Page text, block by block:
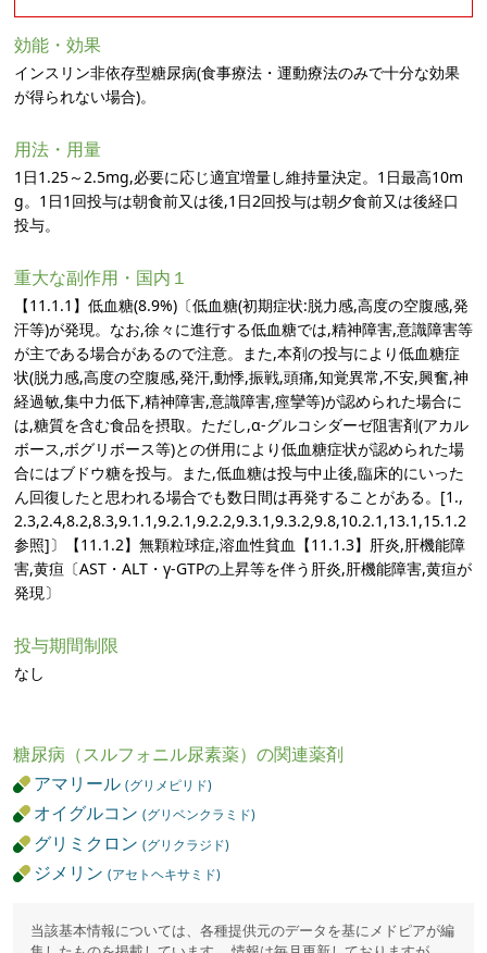
効能・効果
インスリン非依存型糖尿病(食事療法・運動療法のみで十分な効果
が得られない場合)。
用法・用量
1日1.25～2.5mg,必要に応じ適宜増量し維持量決定。1日最高10m
g。1日1回投与は朝食前又は後,1日2回投与は朝夕食前又は後経口
投与。
重大な副作用・国内１
【11.1.1】低血糖(8.9%)〔低血糖(初期症状:脱力感,高度の空腹感,発
汗等)が発現。なお,徐々に進行する低血糖では,精神障害,意識障害等
が主である場合があるので注意。また,本剤の投与により低血糖症
状(脱力感,高度の空腹感,発汗,動悸,振戦,頭痛,知覚異常,不安,興奮,神
経過敏,集中力低下,精神障害,意識障害,痙攣等)が認められた場合に
は,糖質を含む食品を摂取。ただし,α-グルコシダーゼ阻害剤(アカル
ボース,ボグリボース等)との併用により低血糖症状が認められた場
合にはブドウ糖を投与。また,低血糖は投与中止後,臨床的にいった
ん回復したと思われる場合でも数日間は再発することがある。[1.,
2.3,2.4,8.2,8.3,9.1.1,9.2.1,9.2.2,9.3.1,9.3.2,9.8,10.2.1,13.1,15.1.2
参照]〕【11.1.2】無顆粒球症,溶血性貧血【11.1.3】肝炎,肝機能障
害,黄疸〔AST・ALT・γ-GTPの上昇等を伴う肝炎,肝機能障害,黄疸が
発現〕
投与期間制限
なし
糖尿病（スルフォニル尿素薬）の関連薬剤
アマリール(グリメピリド)
オイグルコン(グリベンクラミド)
グリミクロン(グリクラジド)
ジメリン(アセトヘキサミド)
当該基本情報については、各種提供元のデータを基にメドピアが編